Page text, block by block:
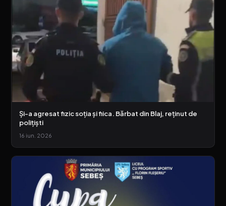
Și-a agresat fizic soția și fiica. Bărbat din Blaj, reținut de
polițiști
16 iun. 2026